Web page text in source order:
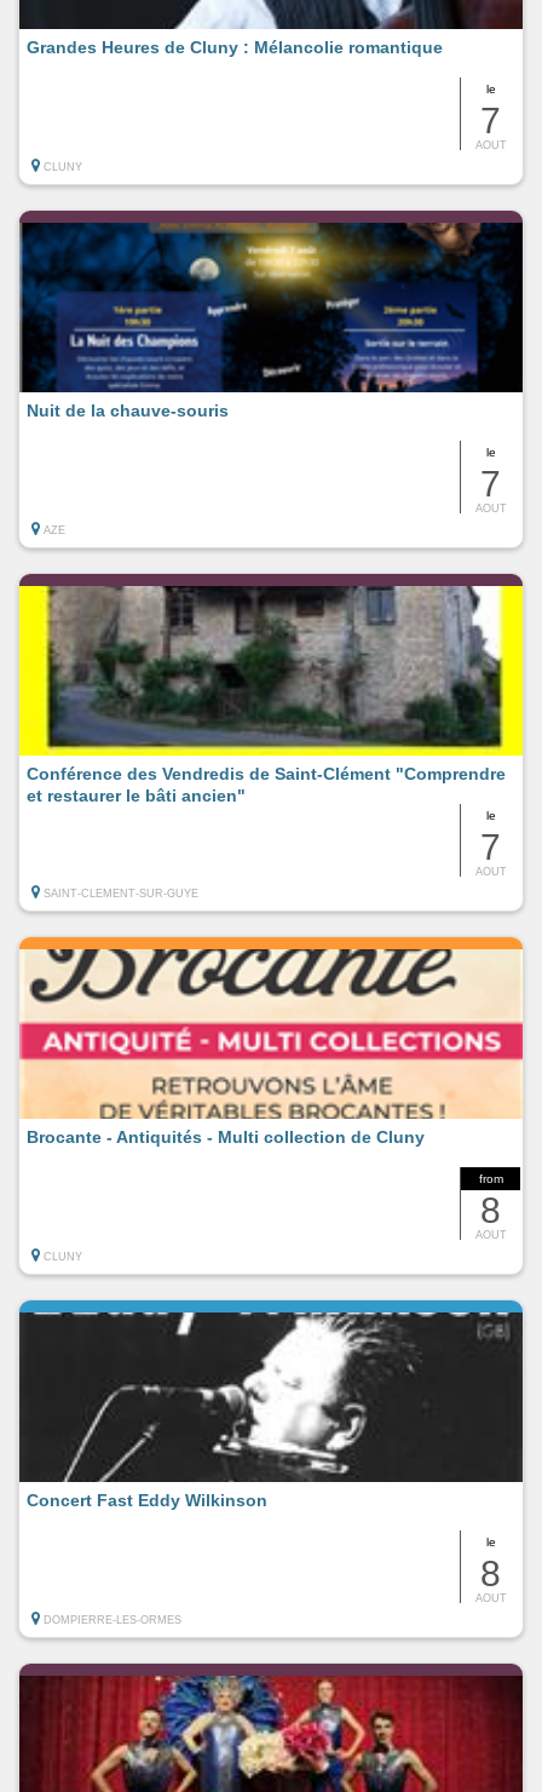
le
7
AOUT
Grandes Heures de Cluny : Mélancolie romantique
CLUNY
le
7
AOUT
Nuit de la chauve-souris
AZE
le
7
AOUT
Conférence des Vendredis de Saint-Clément "Comprendre
et restaurer le bâti ancien"
SAINT-CLEMENT-SUR-GUYE
from
8
AOUT
Brocante - Antiquités - Multi collection de Cluny
CLUNY
le
8
AOUT
Concert Fast Eddy Wilkinson
DOMPIERRE-LES-ORMES